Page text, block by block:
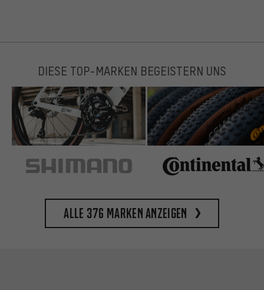
DIESE TOP-MARKEN BEGEISTERN UNS
Alle 376 Marken anzeigen